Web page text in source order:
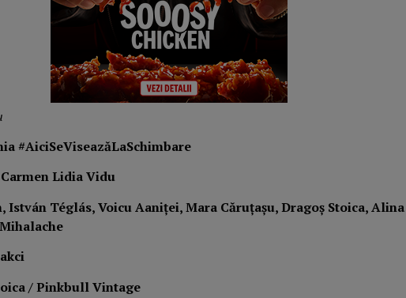
#AiciSeViseazăLaSchimbare
Carmen Lidia Vidu
István Téglás, Voicu Aaniței, Mara Căruțașu, Dragoș Stoica, Alina
/ Pinkbull Vintage